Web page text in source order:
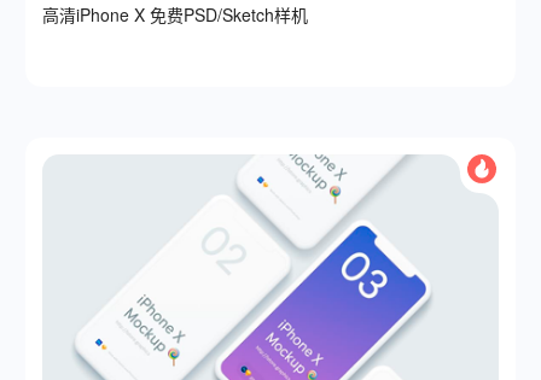
高清iPhone X 免费PSD/Sketch样机